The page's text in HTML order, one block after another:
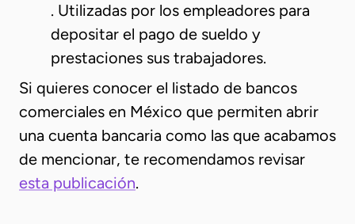
. Utilizadas por los empleadores para
depositar el pago de sueldo y
prestaciones sus trabajadores.
Si quieres conocer el listado de bancos
comerciales en México que permiten abrir
una cuenta bancaria como las que acabamos
de mencionar, te recomendamos revisar
esta publicación.